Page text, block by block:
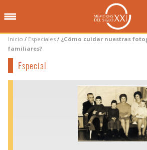
Inicio / Especiales / ¿Cómo cuidar nuestras
familiares?
Especial